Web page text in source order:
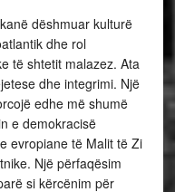
dëshmuar kulturë
dhe rol
të shtetit malazez. Ata
dhe integrimi. Një
edhe më shumë
e demokracisë
evropiane të Malit të Zi
Një përfaqësim
si kërcënim për